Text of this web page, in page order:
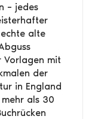
– jedes
alte
Vorlagen mit
der
in England
als 30